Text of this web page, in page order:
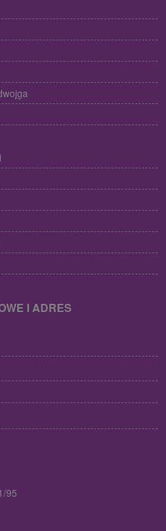
I ADRES
95